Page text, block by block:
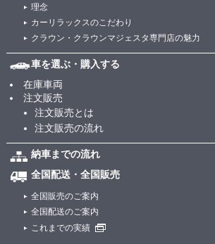
理念
カーリラックスのこだわり
クラウン・クラウンマジェスタ専門店の魅力
車を選ぶ・購入する
在庫車両
注文販売
注文販売とは
注文販売の流れ
納車までの流れ
全国配送・全国販売
全国販売のご案内
全国配送のご案内
これまでの実績